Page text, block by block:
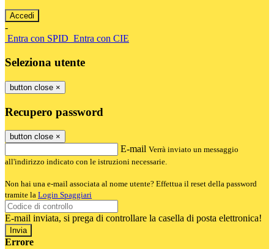
-
Entra con SPID Entra con CIE
Seleziona utente
button close ×
Recupero password
button close ×
E-mail Verrà inviato un messaggio
all'indirizzo indicato con le istruzioni necessarie.
Non hai una e-mail associata al nome utente? Effettua il reset della password
tramite la Login Spaggiari
E-mail inviata, si prega di controllare la casella di posta elettronica!
Errore